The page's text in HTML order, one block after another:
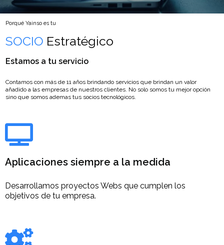
Porqué Yainso es tu
SOCIO Estratégico
Estamos a tu servicio
Contamos con más de 11 años brindando servicios que brindan un valor
añadido a las empresas de nuestros clientes. No solo somos tu mejor opción
sino que somos ademas tus socios tecnológicos.
Aplicaciones siempre a la medida
Desarrollamos proyectos Webs que cumplen los
objetivos de tu empresa.